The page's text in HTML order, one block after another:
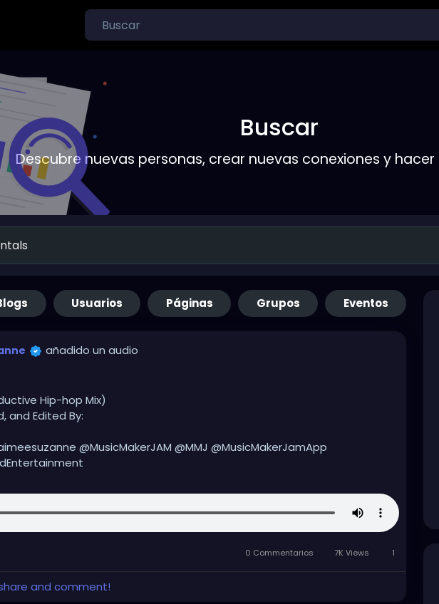
Buscar
Descubre nuevas personas, crear nuevas conexiones y
Usuarios Páginas Grupos Eventos
añadido un audio
Hip-hop Mix)
and Edited By:
@MusicMakerJAM @MMJ @MusicMakerJamApp
#CloudGuthrieHeardEntertainment#MMJ
#MusicMakerJAM#music#musicmakers#musicmaker#instrumentals
0 Commentarios 7K Views 1
and comment!